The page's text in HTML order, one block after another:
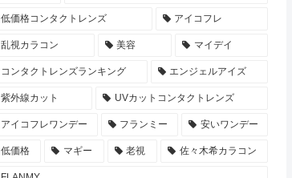
低価格コンタクトレンズ アイコフレ
乱視カラコン 美容 マイデイ
コンタクトレンズランキング エンジェルアイズ
紫外線カット UVカットコンタクトレンズ
アイコフレワンデー フランミー 安いワンデー
低価格 マギー 老視 佐々木希カラコン